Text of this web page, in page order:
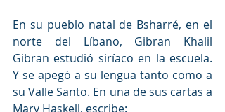
En su pueblo natal de Bsharré, en el
norte del Líbano, Gibran Khalil
Gibran estudió siríaco en la escuela.
Y se apegó a su lengua tanto como a
su Valle Santo. En una de sus cartas a
Mary Haskell, escribe: